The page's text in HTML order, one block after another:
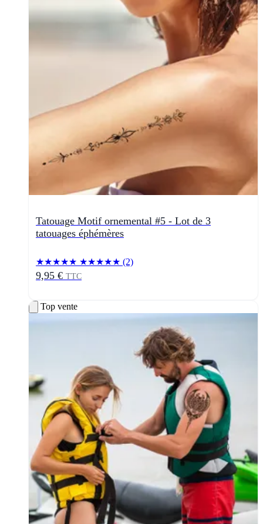
Tatouage Motif ornemental #5 - Lot de 3
tatouages éphémères
★★★★★ ★★★★★ (2)
9,95 € TTC
Top vente